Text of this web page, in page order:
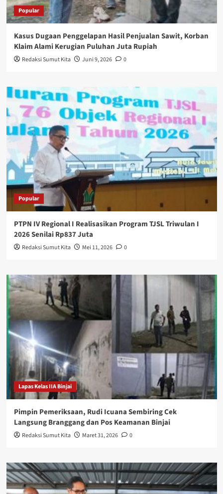
Popular
Kasus Dugaan Penggelapan Hasil Penjualan Sawit, Korban
Klaim Alami Kerugian Puluhan Juta Rupiah
Redaksi Sumut Kita Juni 9, 2026 0
Popular
PTPN IV Regional I Realisasikan Program TJSL Triwulan I
2026 Senilai Rp837 Juta
Redaksi Sumut Kita Mei 11, 2026 0
Lapas Kelas IIA Binjai
Pimpin Pemeriksaan, Rudi Icuana Sembiring Cek
Langsung Branggang dan Pos Keamanan Binjai
Redaksi Sumut Kita Maret 31, 2026 0